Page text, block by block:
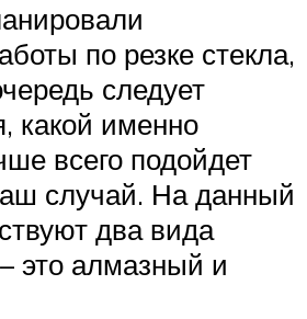
по резке стекла,
следует
какой именно
всего подойдет
случай. На данный
два вида
это алмазный и